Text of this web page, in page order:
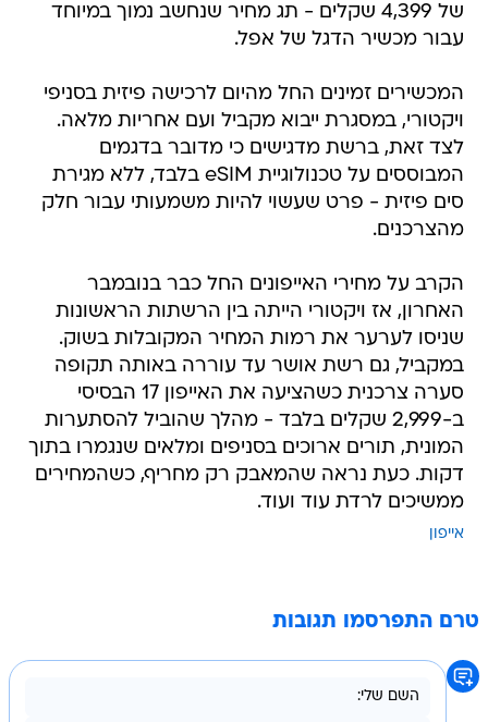
של 4,399 שקלים - תג מחיר שנחשב נמוך במיוחד
עבור מכשיר הדגל של אפל.
המכשירים זמינים החל מהיום לרכישה פיזית בסניפי
ויקטורי, במסגרת ייבוא מקביל ועם אחריות מלאה.
לצד זאת, ברשת מדגישים כי מדובר בדגמים
המבוססים על טכנולוגיית eSIM בלבד, ללא מגירת
סים פיזית - פרט שעשוי להיות משמעותי עבור חלק
מהצרכנים.
הקרב על מחירי האייפונים החל כבר בנובמבר
האחרון, אז ויקטורי הייתה בין הרשתות הראשונות
שניסו לערער את רמות המחיר המקובלות בשוק.
במקביל, גם רשת אושר עד עוררה באותה תקופה
סערה צרכנית כשהציעה את האייפון 17 הבסיסי
ב-2,999 שקלים בלבד - מהלך שהוביל להסתערות
המונית, תורים ארוכים בסניפים ומלאים שנגמרו בתוך
דקות. כעת נראה שהמאבק רק מחריף, כשהמחירים
ממשיכים לרדת עוד ועוד.
אייפון
טרם התפרסמו תגובות